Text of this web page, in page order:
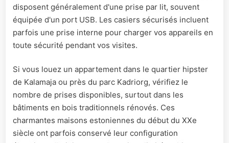
disposent généralement d'une prise par lit, souvent
équipée d'un port USB. Les casiers sécurisés incluent
parfois une prise interne pour charger vos appareils en
toute sécurité pendant vos visites.
Si vous louez un appartement dans le quartier hipster
de Kalamaja ou près du parc Kadriorg, vérifiez le
nombre de prises disponibles, surtout dans les
bâtiments en bois traditionnels rénovés. Ces
charmantes maisons estoniennes du début du XXe
siècle ont parfois conservé leur configuration